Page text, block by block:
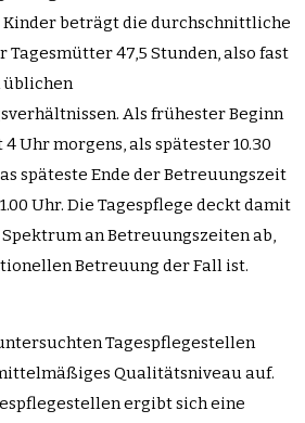
beträgt die durchschnittliche
47,5 Stunden, also fast
üblichen
Als frühester Beginn
Uhr morgens, als spätester 10.30
späteste Ende der Betreuungszeit
Uhr. Die Tagespflege deckt damit
an Betreuungszeiten ab,
Betreuung der Fall ist.
Tagespflegestellen
Qualitätsniveau auf.
ergibt sich eine